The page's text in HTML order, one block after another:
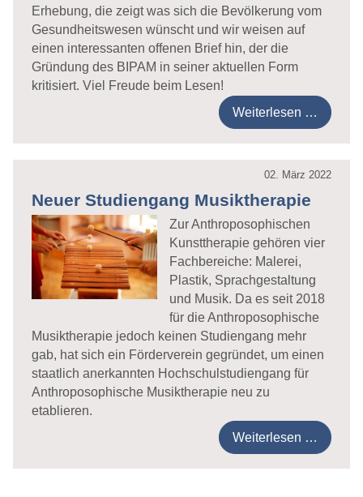
Erhebung, die zeigt was sich die Bevölkerung vom
Gesundheitswesen wünscht und wir weisen auf
einen interessanten offenen Brief hin, der die
Gründung des BIPAM in seiner aktuellen Form
kritisiert. Viel Freude beim Lesen!
Weiterlesen …
02. März 2022
Neuer Studiengang Musiktherapie
Zur Anthroposophischen
Kunsttherapie gehören vier
Fachbereiche: Malerei,
Plastik, Sprachgestaltung
und Musik. Da es seit 2018
für die Anthroposophische
Musiktherapie jedoch keinen Studiengang mehr
gab, hat sich ein Förderverein gegründet, um einen
staatlich anerkannten Hochschulstudiengang für
Anthroposophische Musiktherapie neu zu
etablieren.
Weiterlesen …